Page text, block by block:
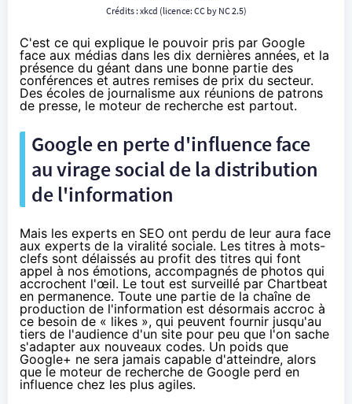
Crédits : xkcd (licence: CC by NC 2.5)
C'est ce qui explique le pouvoir pris par Google
face aux médias dans les dix dernières années, et la
présence du géant dans une bonne partie des
conférences et autres remises de prix du secteur.
Des écoles de journalisme aux réunions de patrons
de presse, le moteur de recherche est partout.
Google en perte d'influence face
au virage social de la distribution
de l'information
Mais les experts en SEO ont perdu de leur aura face
aux experts de la viralité sociale. Les titres à mots-
clefs sont délaissés au profit des titres qui font
appel à nos émotions, accompagnés de photos qui
accrochent l'œil. Le tout est surveillé par Chartbeat
en permanence. Toute une partie de la chaîne de
production de l'information est désormais accroc à
ce besoin de « likes », qui peuvent fournir jusqu'au
tiers de l'audience d'un site pour peu que l'on sache
s'adapter aux nouveaux codes. Un poids que
Google+ ne sera jamais capable d'atteindre, alors
que le moteur de recherche de Google perd en
influence chez les plus agiles.